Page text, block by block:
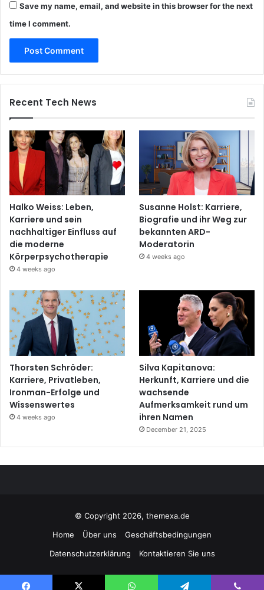
Save my name, email, and website in this browser for the next
time I comment.
Recent Tech News
Halko Weiss: Leben,
Karriere und sein
nachhaltiger Einfluss auf
die moderne
Körperpsychotherapie
4 weeks ago
Susanne Holst: Karriere,
Biografie und ihr Weg zur
bekannten ARD-
Moderatorin
4 weeks ago
Thorsten Schröder:
Karriere, Privatleben,
Ironman-Erfolge und
Wissenswertes
4 weeks ago
Silva Kapitanova:
Herkunft, Karriere und die
wachsende
Aufmerksamkeit rund um
ihren Namen
December 21, 2025
© Copyright 2026, themexa.de
Home
Über uns
Geschäftsbedingungen
Datenschutzerklärung
Kontaktieren Sie uns